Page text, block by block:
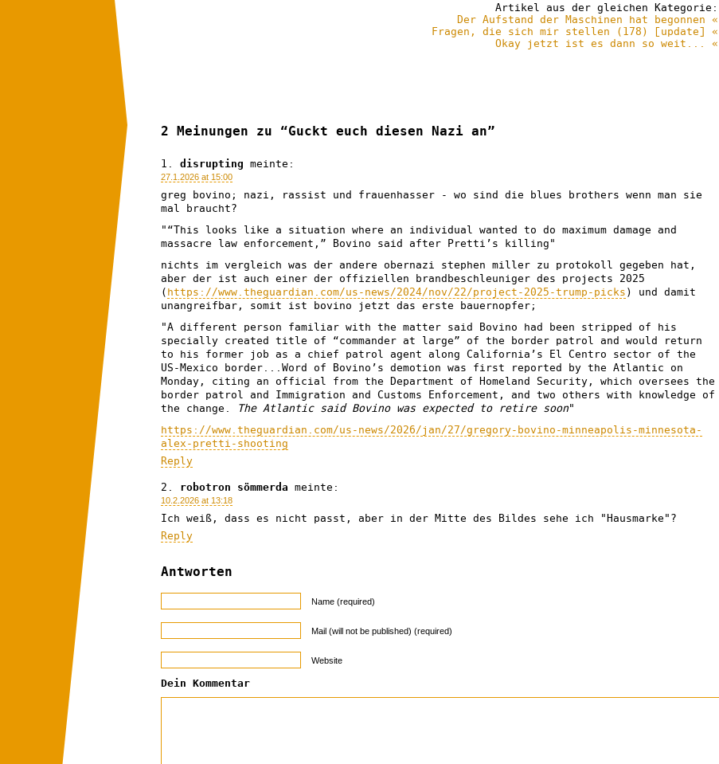
Artikel aus der gleichen Kategorie:
Der Aufstand der Maschinen hat begonnen «
Fragen, die sich mir stellen (178) [update] «
Okay jetzt ist es dann so weit... «
2 Meinungen zu “Guckt euch diesen Nazi an”
disrupting meinte:
27.1.2026 at 15:00
greg bovino; nazi, rassist und frauenhasser - wo sind die blues brothers wenn man sie
mal braucht?
"“This looks like a situation where an individual wanted to do maximum damage and
massacre law enforcement,” Bovino said after Pretti’s killing"
nichts im vergleich was der andere obernazi stephen miller zu protokoll gegeben hat,
aber der ist auch einer der offiziellen brandbeschleuniger des projects 2025
( https://www.theguardian.com/us-news/2024/nov/22/project-2025-trump-picks ) und damit
unangreifbar, somit ist bovino jetzt das erste bauernopfer;
"A different person familiar with the matter said Bovino had been stripped of his
specially created title of “commander at large” of the border patrol and would return
to his former job as a chief patrol agent along California’s El Centro sector of the
US-Mexico border...Word of Bovino’s demotion was first reported by the Atlantic on
Monday, citing an official from the Department of Homeland Security, which oversees the
border patrol and Immigration and Customs Enforcement, and two others with knowledge of
the change.
The Atlantic said Bovino was expected to retire soon"
https://www.theguardian.com/us-news/2026/jan/27/gregory-bovino-minneapolis-minnesota-
alex-pretti-shooting
Reply
robotron sömmerda meinte:
10.2.2026 at 13:18
Ich weiß, dass es nicht passt, aber in der Mitte des Bildes sehe ich "Hausmarke"?
Reply
Antworten
Name (required)
Mail (will not be published) (required)
Website
Dein Kommentar